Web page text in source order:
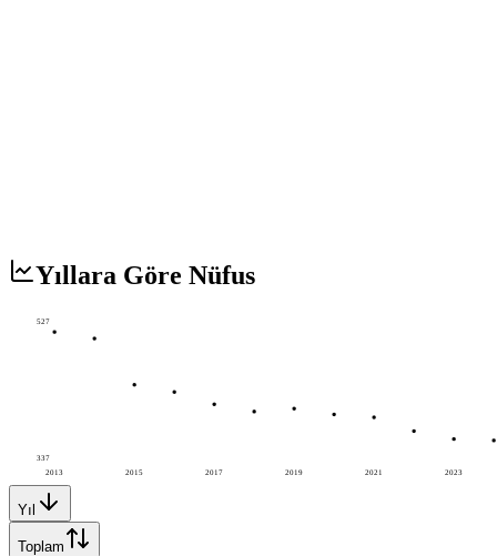
Yıllara Göre Nüfus
2013 2015 2017 2019 2021 2023
527
337
Yıl
Toplam